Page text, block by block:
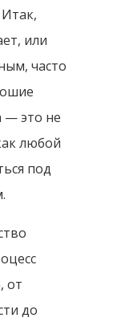
или
часто
— это не
любой
под
от
до